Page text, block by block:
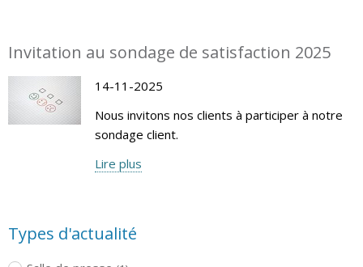
Invitation au sondage de satisfaction 2025
14-11-2025
Nous invitons nos clients à participer à notre
sondage client.
Lire plus
Types d'actualité